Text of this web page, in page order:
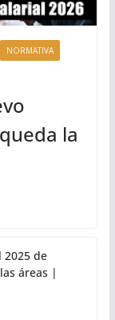
NORMATIVA
la
2025 de
áreas |